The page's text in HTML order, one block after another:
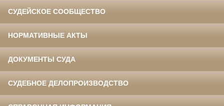
СУДЕЙСКОЕ СООБЩЕСТВО
НОРМАТИВНЫЕ АКТЫ
ДОКУМЕНТЫ СУДА
СУДЕБНОЕ ДЕЛОПРОИЗВОДСТВО